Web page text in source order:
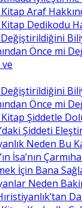
Araf
Dedikodu
Değiştirildiğini
Önce mi
ve
Değiştirildiğini
Önce mi
Şiddetle
Şiddeti
Neden Bu
İsa’nın
İçin Bana
Neden